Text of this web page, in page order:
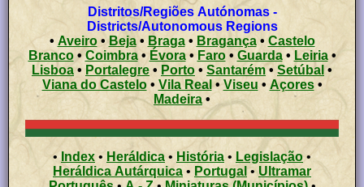
Distritos/Regiões Autónomas -
Districts/Autonomous Regions
• Aveiro• Beja• Braga• Bragança• Castelo
Branco•Coimbra• Évora• Faro• Guarda• Leiria•
Lisboa • Portalegre • Porto • Santarém• Setúbal •
Viana do Castelo• Vila Real •Viseu • Açores •
Madeira •
• Index • Heráldica • História • Legislação •
Heráldica Autárquica • Portugal• Ultramar